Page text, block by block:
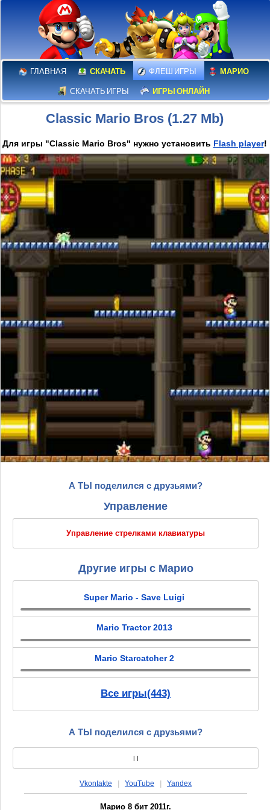
ГЛАВНАЯ СКАЧАТЬ ФЛЕШ ИГРЫ МАРИО
СКАЧАТЬ ИГРЫ ИГРЫ ОНЛАЙН
Classic Mario Bros (1.27 Mb)
Для игры "Classic Mario Bros" нужно установить Flash player!
А ТЫ поделился с друзьями?
Управление
Управление стрелками клавиатуры
Другие игры с Марио
Super Mario - Save Luigi
Mario Tractor 2013
Mario Starcatcher 2
Все игры(443)
А ТЫ поделился с друзьями?
| |
Vkontakte YouTube Yandex
Марио 8 бит 2011г.